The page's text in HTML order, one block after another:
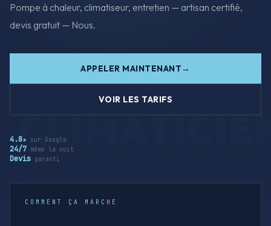
Pompe à chaleur, climatiseur, entretien — artisan certifié,
devis gratuit — Nous.
APPELER MAINTENANT
VOIR LES TARIFS
4.8★ sur Google
24/7 même la nuit
Devis garanti
COMMENT ÇA MARCHE